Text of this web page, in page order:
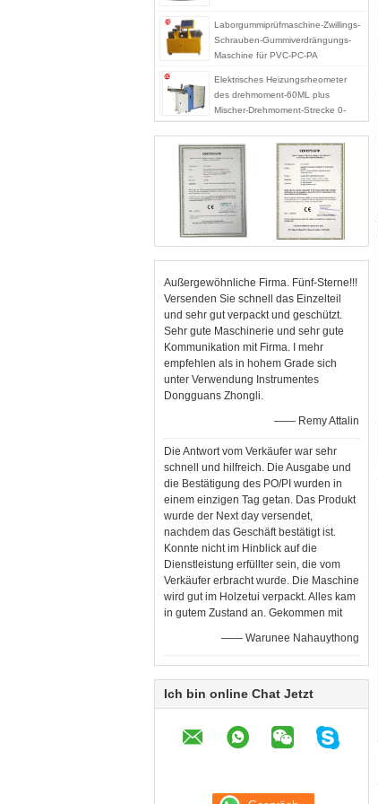
Laborgummiprüfmaschine-Zwillings-
Schrauben-Gummiverdrängungs-
Maschine für PVC-PC-PA
Elektrisches Heizungsrheometer
des drehmoment-60ML plus
Mischer-Drehmoment-Strecke 0-
300Nm
Außergewöhnliche Firma. Fünf-Sterne!!!
Versenden Sie schnell das Einzelteil
und sehr gut verpackt und geschützt.
Sehr gute Maschinerie und sehr gute
Kommunikation mit Firma. I mehr
empfehlen als in hohem Grade sich
unter Verwendung Instrumentes
Dongguans Zhongli.
—— Remy Attalin
Die Antwort vom Verkäufer war sehr
schnell und hilfreich. Die Ausgabe und
die Bestätigung des PO/PI wurden in
einem einzigen Tag getan. Das Produkt
wurde der Next day versendet,
nachdem das Geschäft bestätigt ist.
Konnte nicht im Hinblick auf die
Dienstleistung erfüllter sein, die vom
Verkäufer erbracht wurde. Die Maschine
wird gut im Holzetui verpackt. Alles kam
in gutem Zustand an. Gekommen mit
—— Warunee Nahauythong
Ich bin online Chat Jetzt